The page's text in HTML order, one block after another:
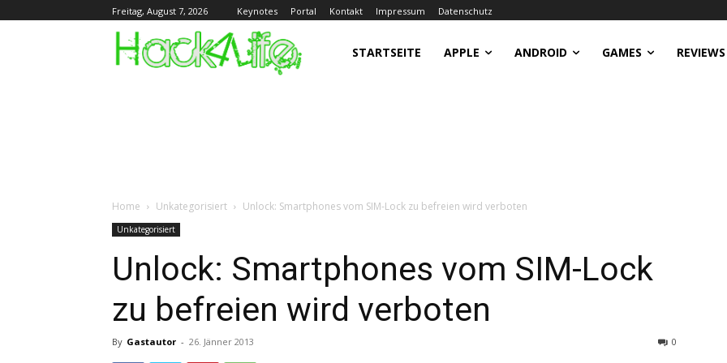
Freitag, August 7, 2026 Keynotes Portal Kontakt Impressum Datenschutz
STARTSEITE APPLE ANDROID GAMES REVIEWS
Home Unkategorisiert Unlock: Smartphones vom SIM-Lock zu befreien wird verboten
Unkategorisiert
Unlock: Smartphones vom SIM-Lock
zu befreien wird verboten
By Gastautor - 26. Jänner 2013 0